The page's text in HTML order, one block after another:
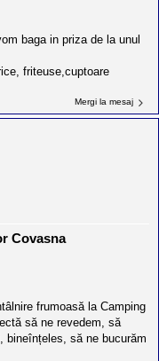
baga in priza de la unul
friteuse,cuptoare
Mergi la mesaj
Covasna
frumoasă la Camping
să ne revedem, să
să ne bucurăm